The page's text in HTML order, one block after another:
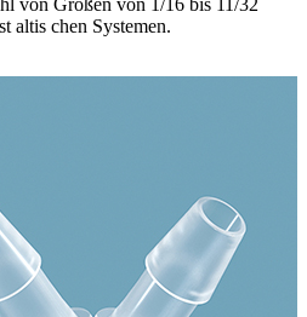
von Größen von 1/16 bis 11/32
altis chen Systemen.